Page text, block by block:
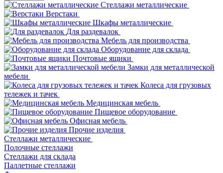
Стеллажи металлические
Верстаки
Шкафы металлические
Для раздевалок
Мебель для производства
Оборудование для склада
Почтовые ящики
Замки для металлической
мебели
Колеса для грузовых
тележек и тачек
Медицинская мебель
Пищевое оборудование
Офисная мебель
Прочие изделия
Стеллажи металлические
Полочные стеллажи
Стеллажи для склада
Паллетные стеллажи